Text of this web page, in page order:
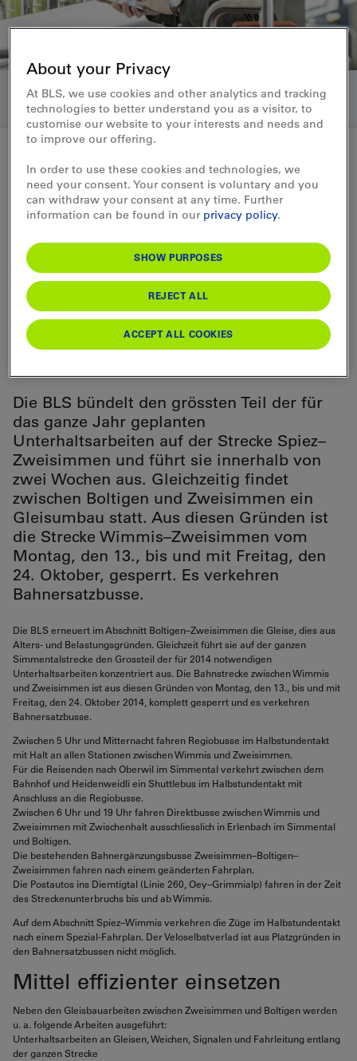
Medienmitteilung 02.10.2014
BLS-Strecke Spiez–
Zweisimmen
Unterhaltsarbeiten: Bus statt
Bahn im Simmental –
Medienmitteilung vom 2.
Die BLS bündelt den grössten Teil der für
das ganze Jahr geplanten
Unterhaltsarbeiten auf der Strecke Spiez–
Zweisimmen und führt sie innerhalb von
zwei Wochen aus. Gleichzeitig findet
zwischen Boltigen und Zweisimmen ein
Gleisumbau statt. Aus diesen Gründen ist
die Strecke Wimmis–Zweisimmen vom
Montag, den 13., bis und mit Freitag, den
24. Oktober, gesperrt. Es verkehren
Bahnersatzbusse.
Die BLS erneuert im Abschnitt Boltigen–Zweisimmen die Gleise, dies aus
Alters- und Belastungsgründen. Gleichzeit führt sie auf der ganzen
Simmentalstrecke den Grossteil der für 2014 notwendigen
Unterhaltsarbeiten konzentriert aus. Die Bahnstrecke zwischen Wimmis
und Zweisimmen ist aus diesen Gründen von Montag, den 13., bis und mit
Freitag, den 24. Oktober 2014, komplett gesperrt und es verkehren
Bahnersatzbusse.
Zwischen 5 Uhr und Mitternacht fahren Regiobusse im Halbstundentakt
mit Halt an allen Stationen zwischen Wimmis und Zweisimmen.
Für die Reisenden nach Oberwil im Simmental verkehrt zwischen dem
Bahnhof und Heidenweidli ein Shuttlebus im Halbstundentakt mit
Anschluss an die Regiobusse.
Zwischen 6 Uhr und 19 Uhr fahren Direktbusse zwischen Wimmis und
Zweisimmen mit Zwischenhalt ausschliesslich in Erlenbach im Simmental
und Boltigen.
Die bestehenden Bahnergänzungsbusse Zweisimmen–Boltigen–
Zweisimmen fahren nach einem geänderten Fahrplan.
Die Postautos ins Diemtigtal (Linie 260, Oey–Grimmialp) fahren in der Zeit
des Streckenunterbruchs bis und ab Wimmis.
Auf dem Abschnitt Spiez–Wimmis verkehren die Züge im Halbstundentakt
nach einem Spezial-Fahrplan. Der Veloselbstverlad ist aus Platzgründen in
den Bahnersatzbussen nicht möglich.
Mittel effizienter einsetzen
Neben den Gleisbauarbeiten zwischen Zweisimmen und Boltigen werden
u. a. folgende Arbeiten ausgeführt:
Unterhaltsarbeiten an Gleisen, Weichen, Signalen und Fahrleitung entlang
der ganzen Strecke
About your Privacy
At BLS, we use cookies and other analytics and tracking
technologies to better understand you as a visitor, to
customise our website to your interests and needs and
to improve our offering.
In order to use these cookies and technologies, we
need your consent. Your consent is voluntary and you
can withdraw your consent at any time. Further
information can be found in our privacy policy.
SHOW PURPOSES
REJECT ALL
ACCEPT ALL COOKIES